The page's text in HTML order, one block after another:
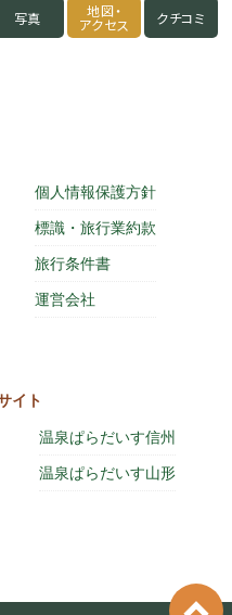
写真 地図・
アクセス クチコミ
個人情報保護方針
標識・旅行業約款
旅行条件書
運営会社
イト
温泉ぱらだいす信州
温泉ぱらだいす山形